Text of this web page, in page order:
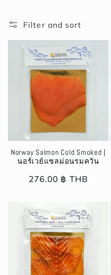
l
o
Filter and sort
Norway Salmon Cold Smoked |
นอร์เวย์แซลม่อนรมควัน
Regular
276.00 ฿ THB